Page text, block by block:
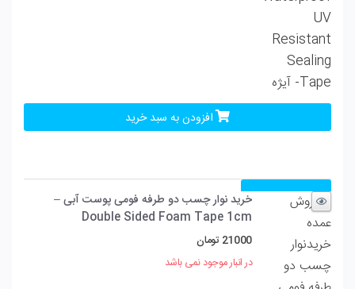
افزودن به سبد خرید
مقایسه
خرید نوار چسب دو طرفه فومی پوست آبی –
Double Sided Foam Tape 1cm
21000 تومان
در انبار موجود نمی باشد